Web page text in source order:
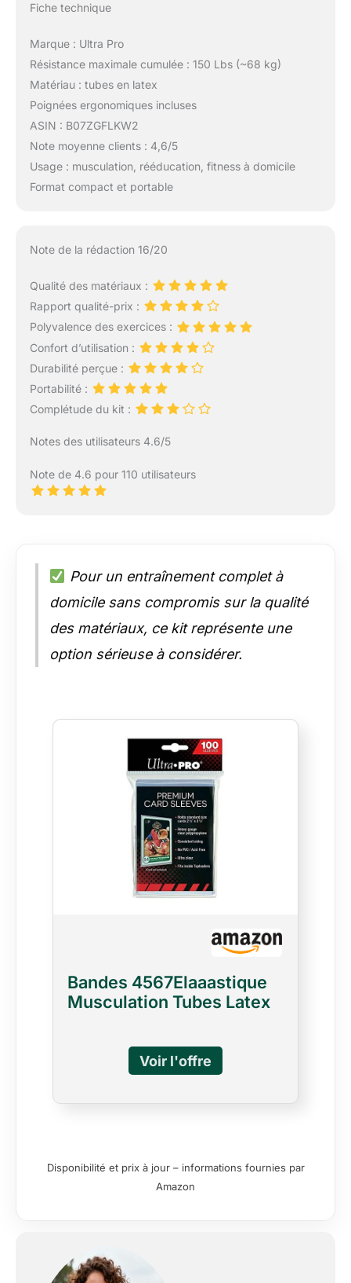
Fiche technique
Marque : Ultra Pro
Résistance maximale cumulée : 150 Lbs (~68 kg)
Matériau : tubes en latex
Poignées ergonomiques incluses
ASIN : B07ZGFLKW2
Note moyenne clients : 4,6/5
Usage : musculation, rééducation, fitness à domicile
Format compact et portable
Note de la rédaction 16/20
Qualité des matériaux :
Rapport qualité-prix :
Polyvalence des exercices :
Confort d’utilisation :
Durabilité perçue :
Portabilité :
Complétude du kit :
Notes des utilisateurs 4.6/5
Note de 4.6 pour 110 utilisateurs
Pour un entraînement complet à
domicile sans compromis sur la qualité
des matériaux, ce kit représente une
option sérieuse à considérer.
Bandes 4567Elaaastique
Musculation Tubes Latex
Poignées51786108
Disponibilité et prix à jour – informations fournies par
Amazon